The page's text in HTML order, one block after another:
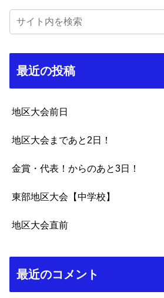
最近の投稿
地区大会前日
地区大会まであと2日！
金賞・代表！からのあと3日！
東部地区大会【中学校】
地区大会直前
最近のコメント